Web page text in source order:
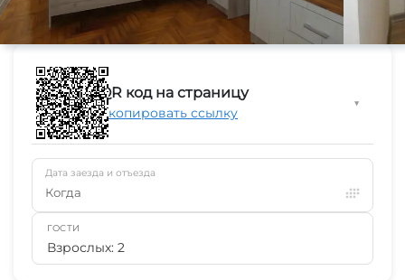
QR код на страницу
Скопировать ссылку
▼
Дата заезда и отъезда
Когда
ГОСТИ
Взрослых: 2